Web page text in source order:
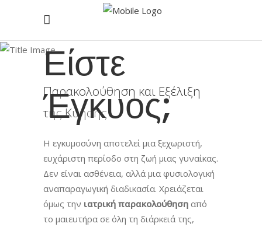
Είστε
Έγκυος;
Παρακολούθηση και Εξέλιξη
της Κύησης
Η εγκυμοσύνη αποτελεί μια ξεχωριστή,
ευχάριστη περίοδο στη ζωή μιας γυναίκας.
Δεν είναι ασθένεια, αλλά μια φυσιολογική
αναπαραγωγική διαδικασία. Χρειάζεται
όμως την ιατρική παρακολούθηση από
το μαιευτήρα σε όλη τη διάρκειά της,